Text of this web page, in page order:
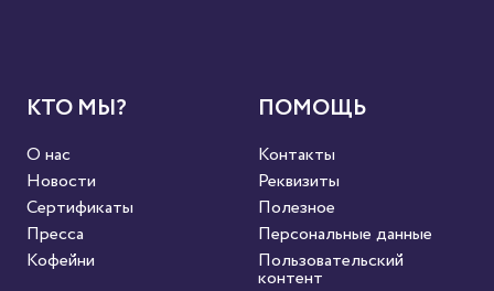
КТО МЫ?
О нас
Новости
Сертификаты
Пресса
Кофейни
ПОМОЩЬ
Контакты
Реквизиты
Полезное
Персональные данные
Пользовательский
контент